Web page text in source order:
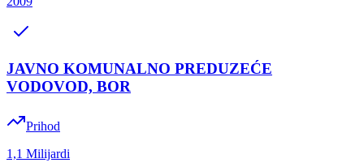
JAVNO KOMUNALNO PREDUZEĆE
VODOVOD, BOR
Prihod
1,1 Milijardi